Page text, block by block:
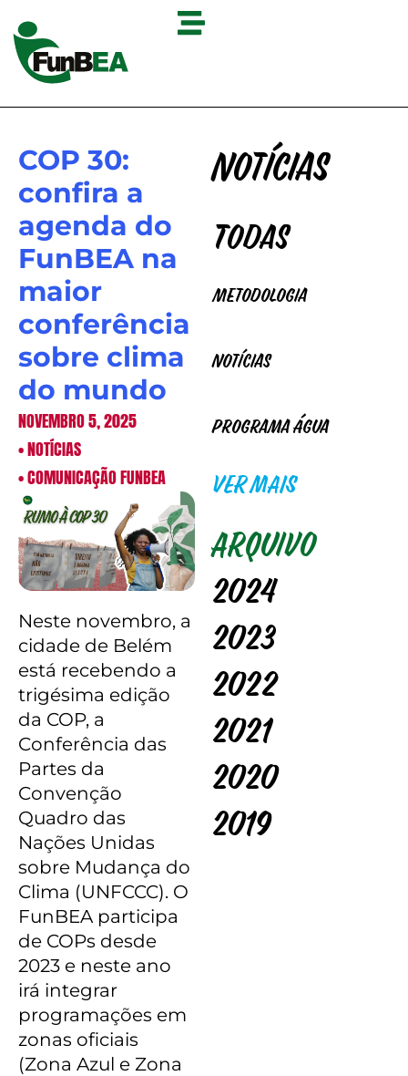
Notícias
Todas
Metodologia
Notícias
Programa Água
VER MAIS
Arquivo
2024
2023
2022
2021
2020
2019
COP 30:
confira a
agenda do
FunBEA na
maior
conferência
sobre clima
do mundo
NOVEMBRO 5, 2025
•NOTÍCIAS
•COMUNICAÇÃO FUNBEA
Neste novembro, a
cidade de Belém
está recebendo a
trigésima edição
da COP, a
Conferência das
Partes da
Convenção
Quadro das
Nações Unidas
sobre Mudança do
Clima (UNFCCC). O
FunBEA participa
de COPs desde
2023 e neste ano
irá integrar
programações em
zonas oficiais
(Zona Azul e Zona